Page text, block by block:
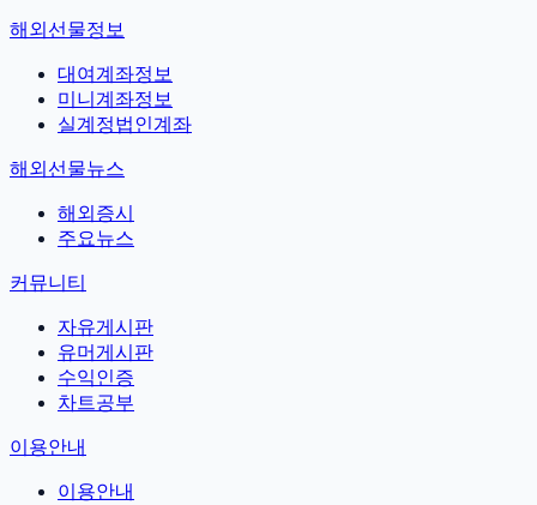
해외선물정보
대여계좌정보
미니계좌정보
실계정법인계좌
해외선물뉴스
해외증시
주요뉴스
커뮤니티
자유게시판
유머게시판
수익인증
차트공부
이용안내
이용안내